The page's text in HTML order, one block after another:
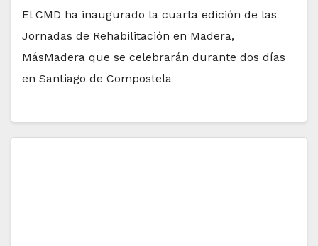
El CMD ha inaugurado la cuarta edición de las
Jornadas de Rehabilitación en Madera,
MásMadera que se celebrarán durante dos días
en Santiago de Compostela